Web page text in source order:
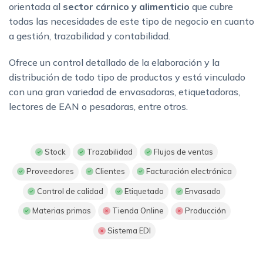
orientada al sector cárnico y alimenticio que cubre
todas las necesidades de este tipo de negocio en cuanto
a gestión, trazabilidad y contabilidad.
Ofrece un control detallado de la elaboración y la
distribución de todo tipo de productos y está vinculado
con una gran variedad de envasadoras, etiquetadoras,
lectores de EAN o pesadoras, entre otros.
Stock Trazabilidad Flujos de ventas
Proveedores Clientes Facturación electrónica
Control de calidad Etiquetado Envasado
Materias primas Tienda Online Producción
Sistema EDI